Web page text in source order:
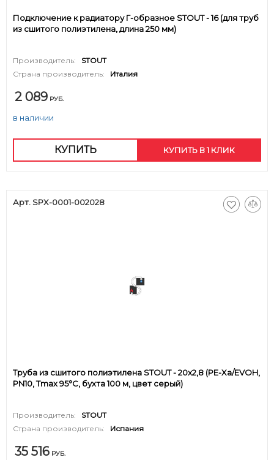
Подключение к радиатору Г-образное STOUT - 16 (для труб
из сшитого полиэтилена, длина 250 мм)
Производитель:
STOUT
Страна производитель:
Италия
2 089 РУБ.
в наличии
КУПИТЬ КУПИТЬ В 1 КЛИК
Арт. SPX-0001-002028
Труба из сшитого полиэтилена STOUT - 20x2,8 (PE-Xa/EVOH,
PN10, Tmax 95°C, бухта 100 м, цвет серый)
Производитель:
STOUT
Страна производитель:
Испания
35 516 РУБ.